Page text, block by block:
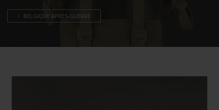
BELGIQUE APRES-GUERRE